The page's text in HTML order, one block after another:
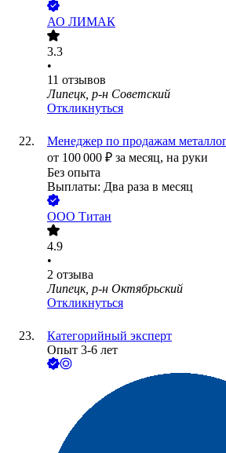
АО ЛИМАК
3.3
•
11 отзывов
Липецк, р-н Советский
Откликнуться
Менеджер по продажам
от 100 000 ₽ за месяц, на руки
Без опыта
Выплаты: Два раза в месяц
ООО Титан
4.9
•
2 отзыва
Липецк, р-н Октябрьский
Откликнуться
Категорийный эксперт
Опыт 3-6 лет